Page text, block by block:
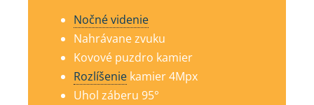
Nočné videnie
Nahrávane zvuku
Kovové puzdro kamier
Rozlíšenie kamier 4Mpx
Uhol záberu 95°